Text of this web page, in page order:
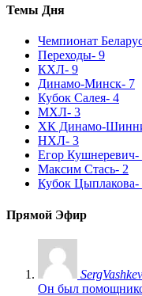
Темы Дня
Чемпионат
Переходы- 9
КХЛ- 9
Динамо-Минск- 7
Кубок Салея- 4
МХЛ- 3
ХК Динамо-
НХЛ- 3
Егор Кушнеревич-
Максим Стась- 2
Кубок Цыплакова-
Прямой Эфир
Он был